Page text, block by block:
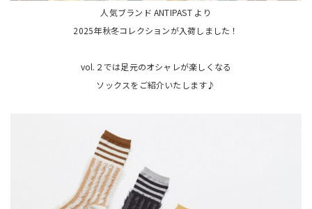
人気ブランド ANTIPAST より
2025年秋冬コレクションが入荷しました！
vol.２では足元のオシャレが楽しくなる
ソックスをご紹介いたします♪